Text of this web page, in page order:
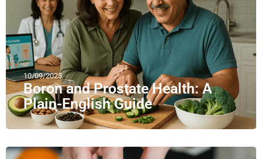
10/09/2025
Boron and Prostate Health: A
Plain-English Guide